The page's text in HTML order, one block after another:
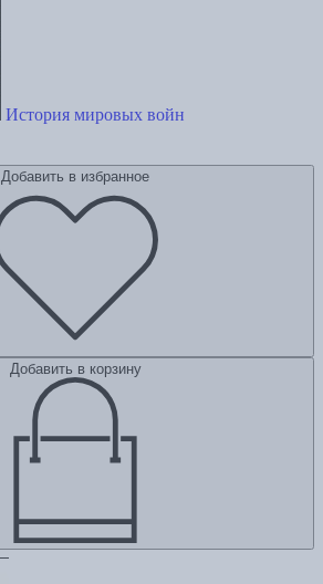
История мировых войн
Добавить в избранное
Добавить в корзину